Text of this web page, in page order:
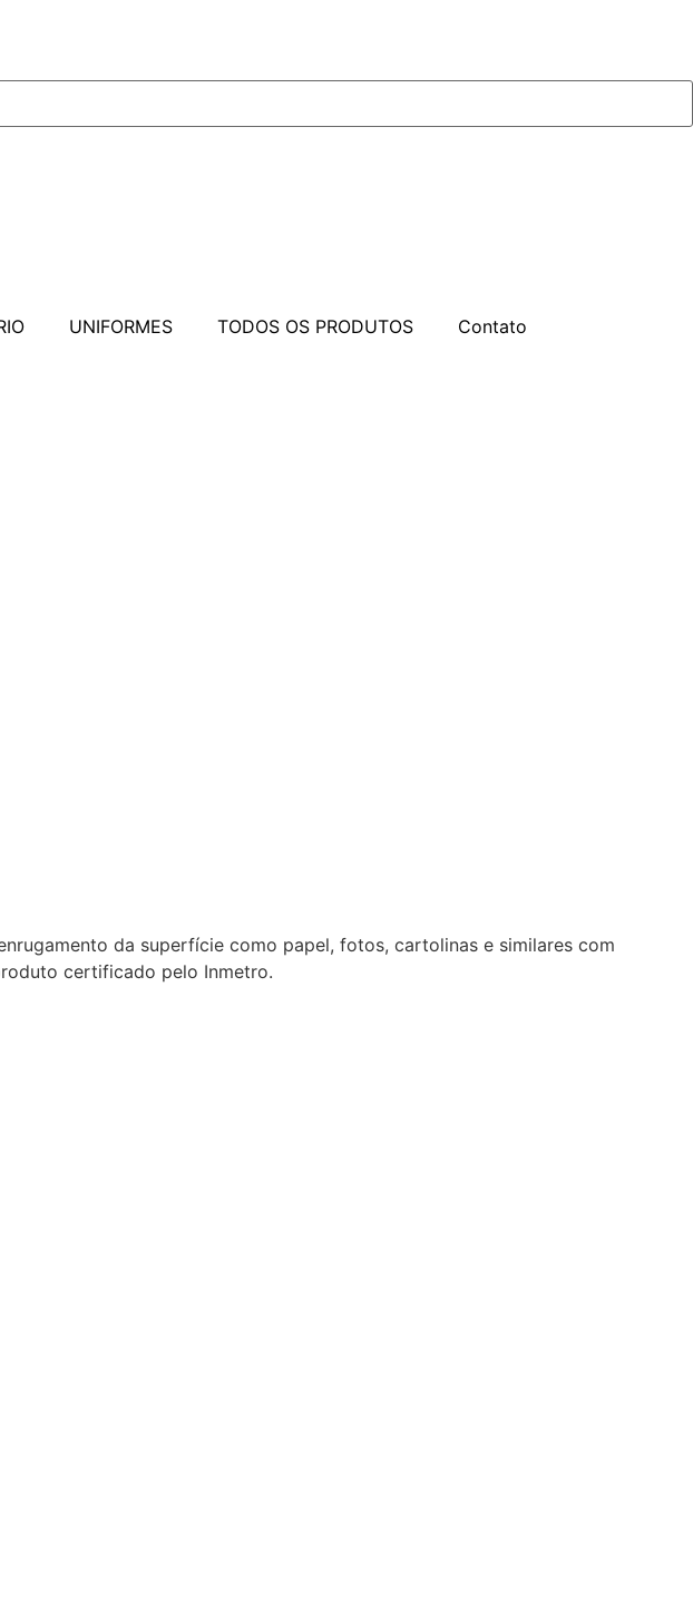
UNIFORMES TODOS OS PRODUTOS Contato
da superfície como papel, fotos, cartolinas e similares com
certificado pelo Inmetro.